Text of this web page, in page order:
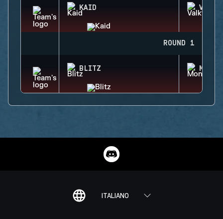
KAID
ROUND 1
BLITZ
ITALIANO